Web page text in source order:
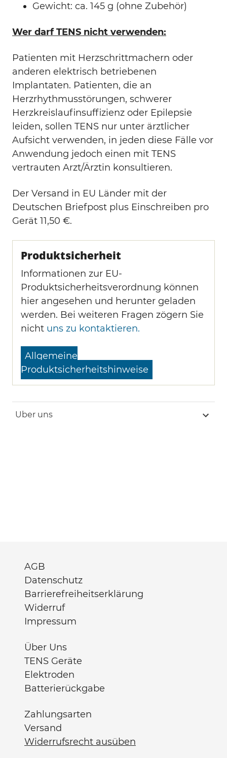
Gewicht: ca. 145 g (ohne Zubehör)
Wer darf TENS nicht verwenden:
Patienten mit Herzschrittmachern oder
anderen elektrisch betriebenen
Implantaten. Patienten, die an
Herzrhythmusstörungen, schwerer
Herzkreislaufinsuffizienz oder Epilepsie
leiden, sollen TENS nur unter ärztlicher
Aufsicht verwenden, in jeden diese Fälle vor
Anwendung jedoch einen mit TENS
vertrauten Arzt/Ärztin konsultieren.
Der Versand in EU Länder mit der
Deutschen Briefpost plus Einschreiben pro
Gerät 11,50 €.
Produktsicherheit
Informationen zur EU-
Produktsicherheitsverordnung können
hier angesehen und herunter geladen
werden. Bei weiteren Fragen zögern Sie
nicht uns zu kontaktieren.
Allgemeine
Produktsicherheitshinweise
Uber uns
AGB
Datenschutz
Barrierefreiheitserklärung
Widerruf
Impressum
Über Uns
TENS Geräte
Elektroden
Batterierückgabe
Zahlungsarten
Versand
Widerrufsrecht ausüben